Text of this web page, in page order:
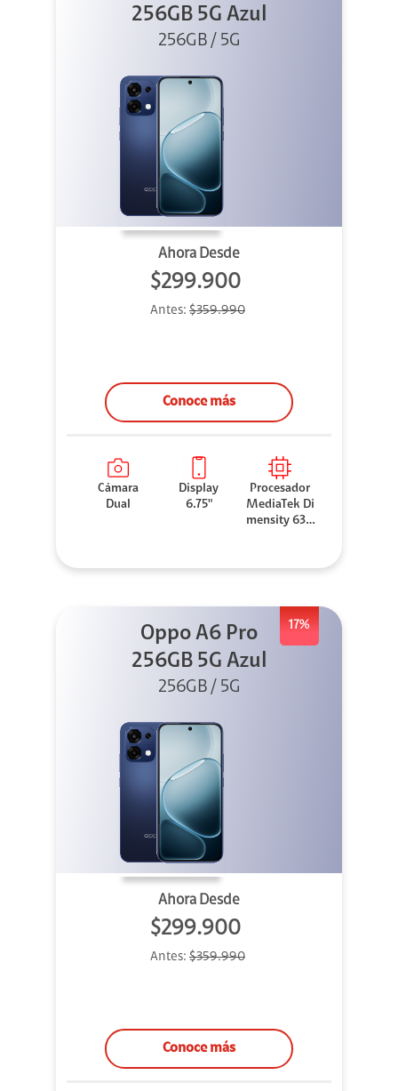
256GB 5G Azul
256GB / 5G
Ahora Desde
$299.900
Antes: $359.990
Conoce más
Cámara
Dual
Display
6.75"
Procesador
MediaTek Di
mensity 630
17%
Oppo A6 Pro
256GB 5G Azul
256GB / 5G
Ahora Desde
$299.900
Antes: $359.990
Conoce más